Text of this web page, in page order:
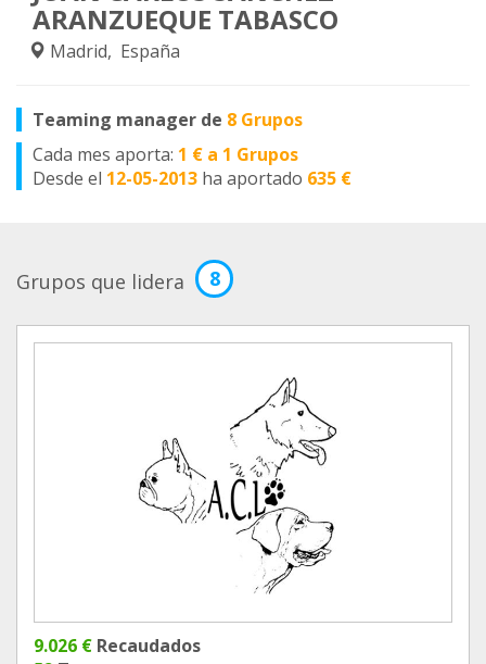
ARANZUEQUE TABASCO
Madrid, España
Teaming manager de 8 Grupos
Cada mes aporta: 1 € a 1 Grupos
Desde el 12-05-2013 ha aportado 635 €
Grupos que lidera 8
9.026 € Recaudados